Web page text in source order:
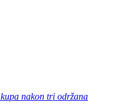
nakon tri održana